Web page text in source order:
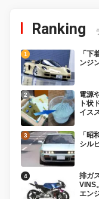
Ranking
「下
ンジ
電源
ト状
イス
「昭
シル
排ガ
VINS
エン